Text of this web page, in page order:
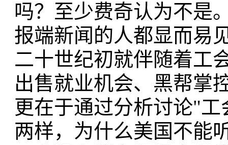
吗？至少费奇认为不是
报端新闻的人都显而易
二十世纪初就伴随着工
出售就业机会、黑帮掌
更在于通过分析讨论"
两样，为什么美国不能